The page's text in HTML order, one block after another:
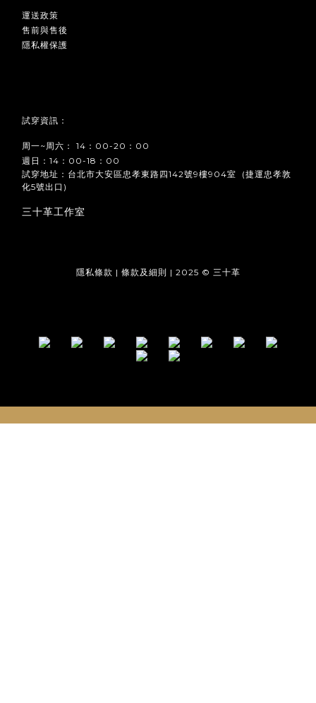
運送政策
售前與售後
隱私權保護
試穿資訊：
周一~周六： 14：00-20：00
週日：14：00-18：00
試穿地址：台北市大安區忠孝東路四142號9樓904室 (捷運忠孝敦
化5號出口)
三十革工作室
隱私條款 | 條款及細則 | 2025 © 三十革